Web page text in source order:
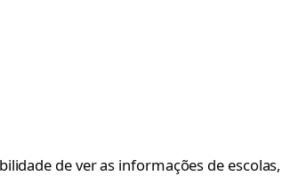
de ver as informações de